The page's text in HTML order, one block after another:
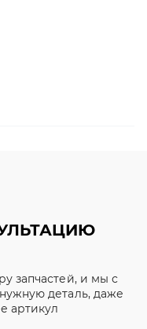
запчастей, и мы с
деталь, даже
артикул